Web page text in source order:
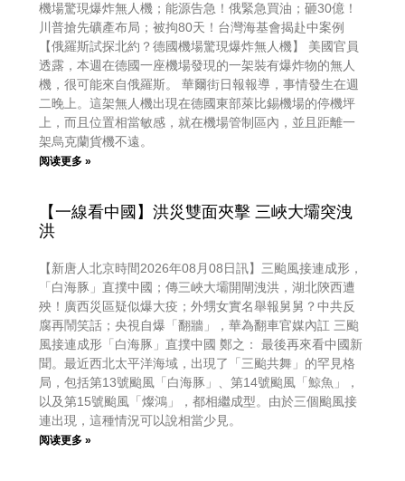
機場驚現爆炸無人機；能源告急！俄緊急買油；砸30億！
川普搶先礦產布局；被拘80天！台灣海基會揭赴中案例
【俄羅斯試探北約？德國機場驚現爆炸無人機】 美國官員
透露，本週在德國一座機場發現的一架裝有爆炸物的無人
機，很可能來自俄羅斯。 華爾街日報報導，事情發生在週
二晚上。這架無人機出現在德國東部萊比錫機場的停機坪
上，而且位置相當敏感，就在機場管制區內，並且距離一
架烏克蘭貨機不遠。
阅读更多 »
【一線看中國】洪災雙面夾擊 三峽大壩突洩
洪
【新唐人北京時間2026年08月08日訊】三颱風接連成形，
「白海豚」直撲中國；傳三峽大壩開閘洩洪，湖北陝西遭
殃！廣西災區疑似爆大疫；外甥女實名舉報舅舅？中共反
腐再鬧笑話；央視自爆「翻牆」，華為翻車官媒內訌 三颱
風接連成形「白海豚」直撲中國 鄭之： 最後再來看中國新
聞。最近西北太平洋海域，出現了「三颱共舞」的罕見格
局，包括第13號颱風「白海豚」、第14號颱風「鯨魚」，
以及第15號颱風「燦鴻」，都相繼成型。由於三個颱風接
連出現，這種情況可以說相當少見。
阅读更多 »